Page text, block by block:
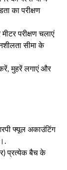
का परीक्षण
परीक्षण चलाएं
सीमा के
मुहरें लगाएं और
फ्यूल अकाउंटिंग
प्रत्येक बैच के